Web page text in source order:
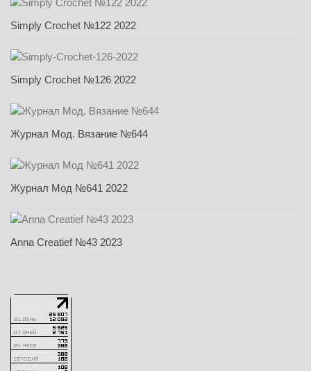
Simply Crochet №122 2022
Simply Crochet №126 2022
Журнал Мод. Вязание №644
Журнал Мод №641 2022
Anna Creatief №43 2023